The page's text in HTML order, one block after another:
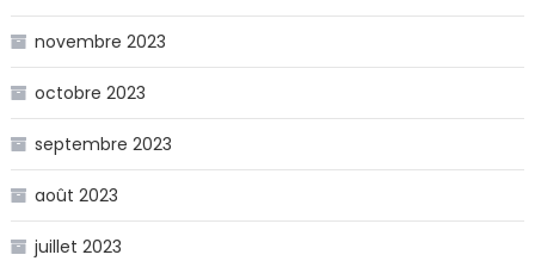
novembre 2023
octobre 2023
septembre 2023
août 2023
juillet 2023